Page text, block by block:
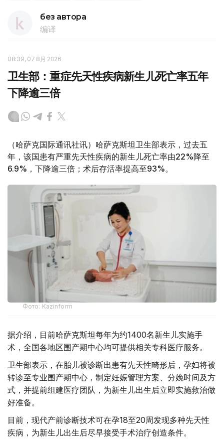
без автора
编译
08:39, 07 8月 2026
卫生部：重症先天性疾病新生儿死亡率五年
下降逾三倍
（哈萨克国际通讯社讯）哈萨克斯坦卫生部表示，过去五
年，该国患有严重先天性疾病的新生儿死亡率由22%降至
6.9%，下降逾三倍；术后存活率提高至93%。
Фото: Kazinform
据介绍，目前哈萨克斯坦每年为约1400名新生儿实施手
术，全国各地区围产期中心均可提供相关专科医疗服务。
卫生部表示，在胎儿被诊断出患有先天性畸形后，孕妇将被
转诊至专业围产期中心，制定妊娠管理方案、分娩时间及方
式，并提前组建医疗团队，为新生儿出生后立即实施救治做
好准备。
目前，现代产前诊断技术可在孕18至20周发现多种先天性
疾病，为新生儿出生后尽早接受手术治疗创造条件。